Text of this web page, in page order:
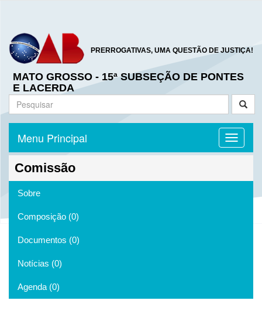
PRERROGATIVAS, UMA QUESTÃO DE JUSTIÇA!
MATO GROSSO - 15ª SUBSEÇÃO DE PONTES
E LACERDA
Toggle
Menu Principal
Comissão
Sobre
Composição (0)
Documentos (0)
Notícias (0)
Agenda (0)